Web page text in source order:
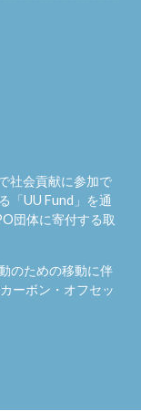
社会貢献に参加で
「UU Fund 」を通
団体に寄付する取
のための移動に伴
ーボン・オフセッ